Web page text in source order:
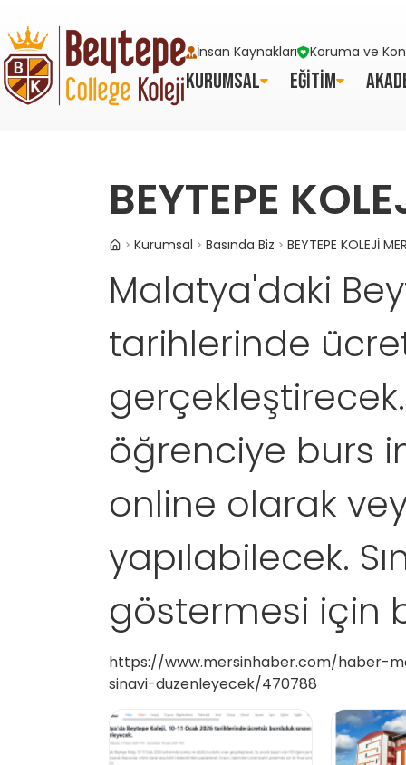
İnsan Kaynakları Koruma ve
KURUMSAL EĞİTİM
BEYTEPE
Kurumsal Basında Biz BEYTEPE KOLEJİ
Malatya'daki
tarihlerinde
gerçekleştirecek.
öğrenciye burs
online olarak
yapılabilecek.
göstermesi için
https://www.mersinhaber.com/haber-
sinavi-duzenleyecek/470788